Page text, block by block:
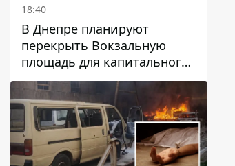
18:40
В Днепре планируют
перекрыть Вокзальную
площадь для капитального
ремонта дома, в который
попала вражеская ракета:
какие сроки